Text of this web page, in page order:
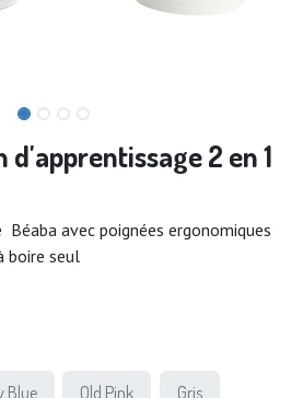
d'apprentissage 2 en 1
Béaba avec poignées ergonomiques
boire seul
Blue Old Pink Gris